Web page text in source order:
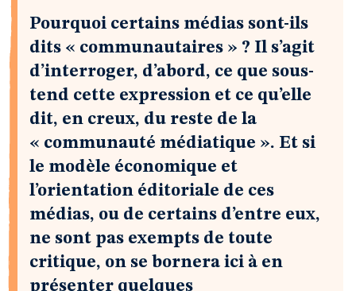
Pourquoi certains médias sont-ils
dits « communautaires » ? Il s’agit
d’interroger, d’abord, ce que sous-
tend cette expression et ce qu’elle
dit, en creux, du reste de la
« communauté médiatique ». Et si
le modèle économique et
l’orientation éditoriale de ces
médias, ou de certains d’entre eux,
ne sont pas exempts de toute
critique, on se bornera ici à en
présenter quelques